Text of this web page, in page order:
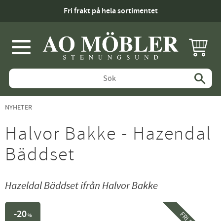
Fri frakt på hela sortimentet
Meny
NYHETER
Halvor Bakke - Hazendal
Bäddset
Hazeldal Bäddset ifrån Halvor Bakke
20%